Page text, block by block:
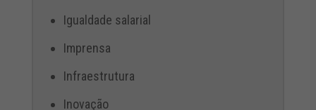
Igualdade salarial
Imprensa
Infraestrutura
Inovação